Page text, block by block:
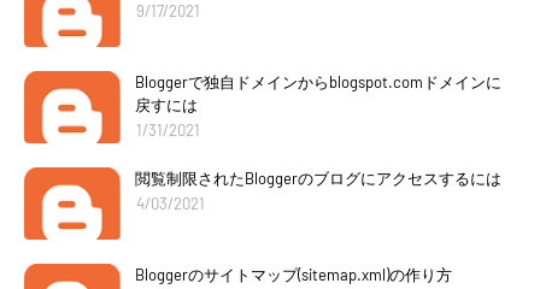
9/17/2021
Bloggerで独自ドメインからblogspot.comドメインに
戻すには
1/31/2021
閲覧制限されたBloggerのブログにアクセスするには
4/03/2021
Bloggerのサイトマップ(sitemap.xml)の作り方